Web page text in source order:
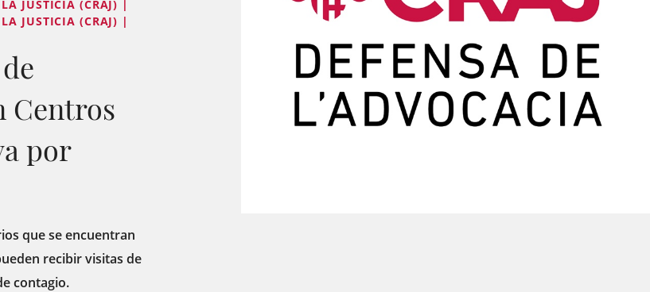
JUSTICIA (CRAJ) |
JUSTICIA (CRAJ) |
Centros
por
que se encuentran
recibir visitas de
contagio.